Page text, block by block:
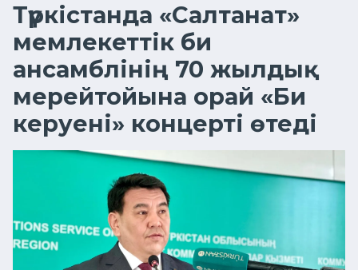
Түркістанда «Салтанат»
мемлекеттік би
ансамблінің 70 жылдық
мерейтойына орай «Би
керуені» концерті өтеді